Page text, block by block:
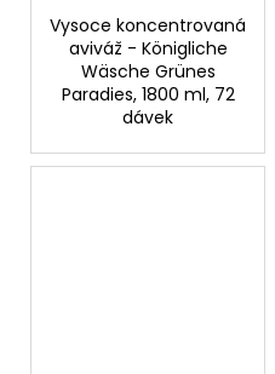
Vysoce koncentrovaná
aviváž - Königliche
Wäsche Grünes
Paradies, 1800 ml, 72
dávek